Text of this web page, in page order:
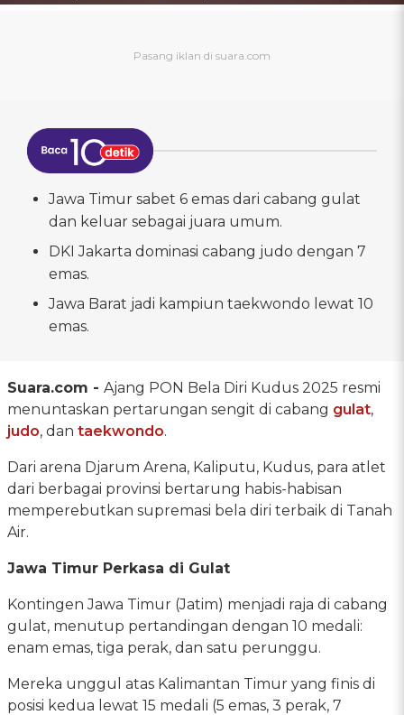
Jawa Timur sabet 6 emas dari cabang gulat
dan keluar sebagai juara umum.
DKI Jakarta dominasi cabang judo dengan 7
emas.
Jawa Barat jadi kampiun taekwondo lewat 10
emas.
Suara.com - Ajang PON Bela Diri Kudus 2025 resmi
menuntaskan pertarungan sengit di cabang gulat,
judo, dan taekwondo.
Dari arena Djarum Arena, Kaliputu, Kudus, para atlet
dari berbagai provinsi bertarung habis-habisan
memperebutkan supremasi bela diri terbaik di Tanah
Air.
Jawa Timur Perkasa di Gulat
Kontingen Jawa Timur (Jatim) menjadi raja di cabang
gulat, menutup pertandingan dengan 10 medali:
enam emas, tiga perak, dan satu perunggu.
Mereka unggul atas Kalimantan Timur yang finis di
posisi kedua lewat 15 medali (5 emas, 3 perak, 7